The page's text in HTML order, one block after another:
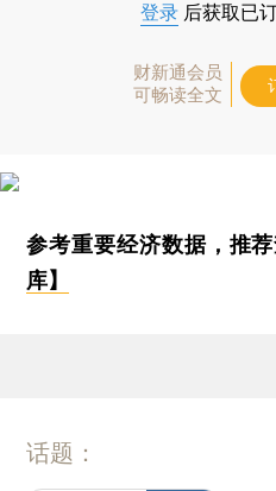
登录 后获取已
财新通会员
可畅读全文
参考重要经济数据，推
库】
话题：